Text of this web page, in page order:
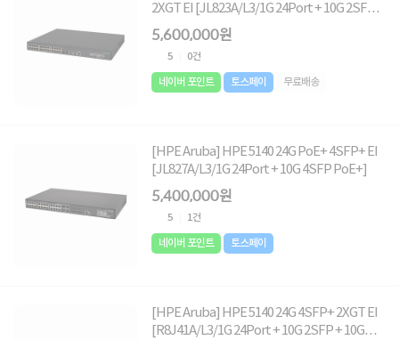
2XGT EI [JL823A/L3/1G 24Port + 10G 2SFP
10G 2UTP PoE+]
5,600,000원
5 0건
네이버 포인트 토스페이 무료배송
[HPE Aruba] HPE 5140 24G PoE+ 4SFP+ EI
[JL827A/L3/1G 24Port + 10G 4SFP PoE+]
5,400,000원
5 1건
네이버 포인트 토스페이
[HPE Aruba] HPE 5140 24G 4SFP+ 2XGT EI
[R8J41A/L3/1G 24Port + 10G 2SFP + 10G